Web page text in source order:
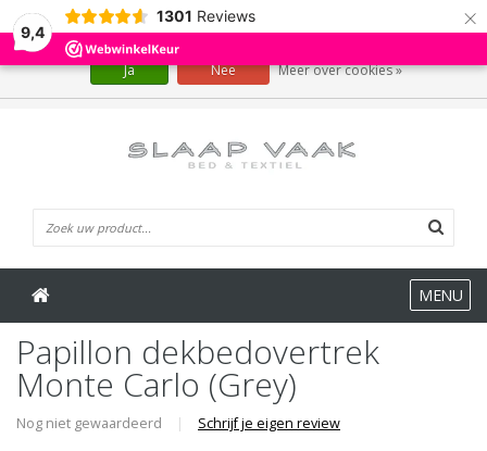
9,4
1301 Reviews ×
MENU
Papillon dekbedovertrek
Monte Carlo (Grey)
Nog niet gewaardeerd | Schrijf je eigen review
Wij slaan cookies op om onze website te verbeteren. Is dat akkoord?
Ja Nee Meer over cookies »